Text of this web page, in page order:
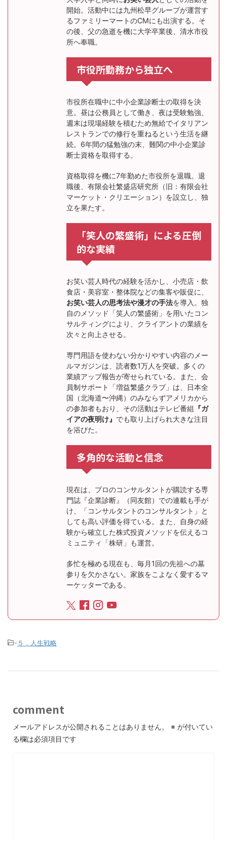
開始。活動中には九州松早グループが運営す
るファミリーマートのCMにも出演する。そ
の後、父の急逝を機に大学卒業後、清水市役
所へ奉職。
市役所勤務から独立へ
市役所在職中に中小企業診断士の取得を決
意。昼は公務員として働き、夜は受験勉強、
週末は現場経験を積むため無給でイタリアン
レストランでの修行を重ねるという生活を継
続。6年間の猛勉強の末、難関の中小企業診
断士資格を取得する。
資格取得を機に7年勤めた市役所を退職。退
職後、有限会社繁盛店研究所（旧：有限会社
マーケット・クリエーション）を設立し、独
立を果たす。
「笑人の繁盛術」による圧倒
的な実績
お笑い芸人時代の経験を活かし、小売店・飲
食店・美容室・整体院などの集客や販促に、
お笑い芸人の思考法や漫才の手法を導入。独
自のメソッド「笑人の繁盛術」を用いたコン
サルティングにより、クライアントの業績を
次々と向上させる。
専門用語を使わない分かりやすい内容のメー
ルマガジンは、読者数1万人を突破。多くの
業績アップ報告が寄せられている。また、会
員制サポート「増益繁盛クラブ」は、日本全
国（北海道〜沖縄）のみならずアメリカから
の参加者もおり、その活動はテレビ番組 『ガ
イアの夜明け』 でも取り上げられ大きな注目
を浴びた。
多角的な活動と信念
現在は、プロのコンサルタントが購読する専
門誌『企業診断』（同友館）での連載も手が
け、「コンサルタントのコンサルタント」と
しても高い評価を得ている。また、自身の経
験から確立した株式投資メソッドを伝えるコ
ミュニティ「株研」も運営。
多忙を極める現在も、毎月1回の先祖への墓
参りを欠かさない。家族をこよなく愛するマ
ーケッターである。
- ５．人生戦略
comment
メールアドレスが公開されることはありません。 ※ が付いてい
る欄は必須項目です